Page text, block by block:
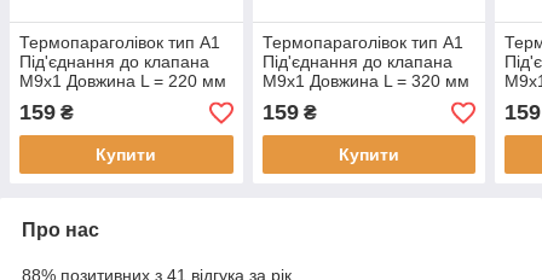
Термопараголівок тип А1
Під'єднання до клапана
М9х1 Довжина L = 220 мм
0.200.001
159 ₴
Купити
Термопараголівок тип А1
Під'єднання до клапана
М9х1 Довжина L = 320 мм
0.200.003
159₴
Купити
159
Про нас
88% позитивних з 41 відгука за рік